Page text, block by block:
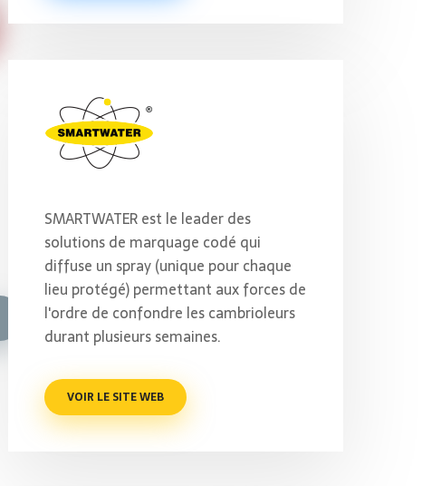
SMARTWATER est le leader des
solutions de marquage codé qui
diffuse un spray (unique pour chaque
lieu protégé) permettant aux forces de
l'ordre de confondre les cambrioleurs
durant plusieurs semaines.
VOIR LE SITE WEB